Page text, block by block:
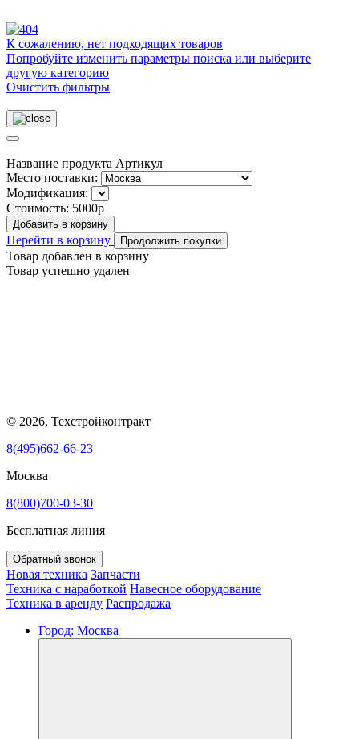
К сожалению, нет подходящих товаров
Попробуйте изменить параметры поиска или выберите
другую категорию
Очистить фильтры
Название продукта Артикул
Место поставки:
Модификация:
Стоимость: 5000р
Добавить в корзину
Перейти в корзину Продолжить покупки
Товар добавлен в корзину
Товар успешно удален
© 2026, Техстройконтракт
8(495)662-66-23
Москва
8(800)700-03-30
Бесплатная линия
Обратный звонок
Новая техника Запчасти
Техника с наработкой Навесное оборудование
Техника в аренду Распродажа
Город: Москва